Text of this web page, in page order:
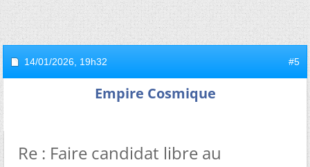
14/01/2026, 19h32 #5
Empire Cosmique
Re : Faire candidat libre au